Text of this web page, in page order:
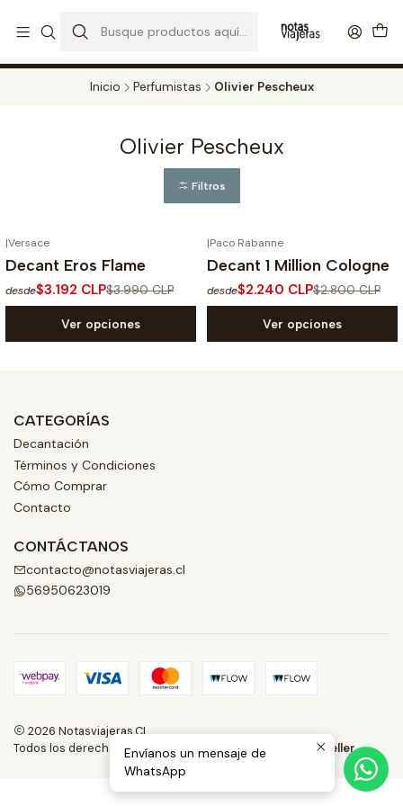
TODOS LOS DECANTS
Inicio Perfumistas Olivier Pescheux
Olivier Pescheux
Filtros
-20% OFF
|Versace
Decant Eros Flame
desde$3.192 CLP$3.990 CLP
Ver opciones
-20%OFF
|Paco Rabanne
Decant 1 Million Cologne
desde$2.240 CLP$2.800 CLP
Ver opciones
CATEGORÍAS
Decantación
Términos y Condiciones
Cómo Comprar
Contacto
CONTÁCTANOS
contacto@notasviajeras.cl
56950623019
2026 Notasviajeras.CL.
Todos los derechos reservados.Desarrollado por Jumpseller.
Envíanos un mensaje de
WhatsApp